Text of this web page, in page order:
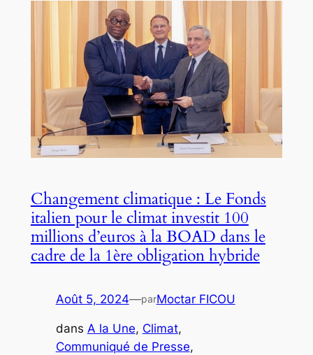
Changement climatique : Le Fonds
italien pour le climat investit 100
millions d’euros à la BOAD dans le
cadre de la 1ère obligation hybride
Août 5, 2024—parMoctar FICOU
dans A la Une, Climat
Communiqué de Presse